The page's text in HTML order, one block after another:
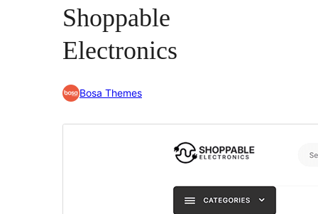
Shoppable
Electronics
Bosa Themes